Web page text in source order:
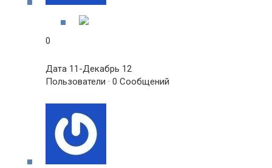
0
Дата 11-Декабрь 12
Пользователи · 0 Сообщений